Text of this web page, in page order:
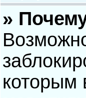
»
которым